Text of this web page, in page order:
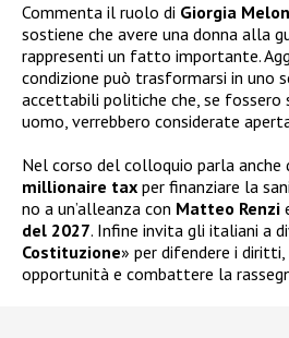
Commenta il ruolo di Giorgia
sostiene che avere una donna alla
rappresenti un fatto importante.
condizione può trasformarsi in uno
accettabili politiche che, se
uomo, verrebbero considerate
Nel corso del colloquio parla anche
millionaire tax per finanziare la
no a un’alleanza con Matteo Renzi
del 2027. Infine invita gli italiani a
Costituzione» per difendere i
opportunità e combattere la